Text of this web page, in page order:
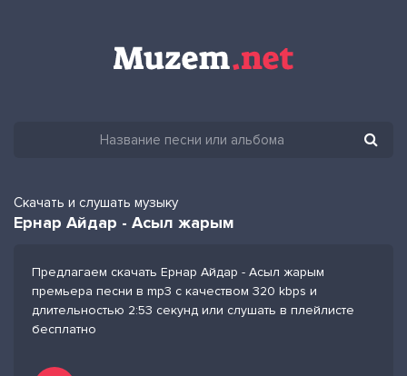
Скачать и слушать музыку
Ернар Айдар - Асыл жарым
Предлагаем скачать Ернар Айдар - Асыл жарым
премьера песни в mp3 с качеством 320 kbps и
длительностью 2:53 секунд или слушать в плейлисте
бесплатно